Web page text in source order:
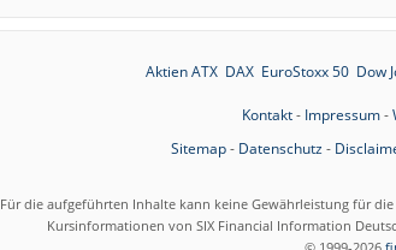
Aktien ATX DAX EuroStoxx 50 Dow
Kontakt- Impressum-
Sitemap- Datenschutz-
Für die aufgeführten Inhalte kann keine Gewährleistung für
Kursinformationen von SIX Financial Information